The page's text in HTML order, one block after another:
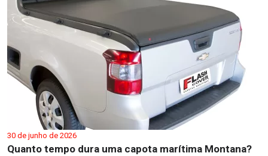
30 de junho de 2026
Quanto tempo dura uma capota marítima Montana?